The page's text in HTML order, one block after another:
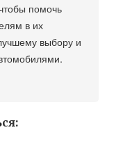
помочь
в их
выбору и